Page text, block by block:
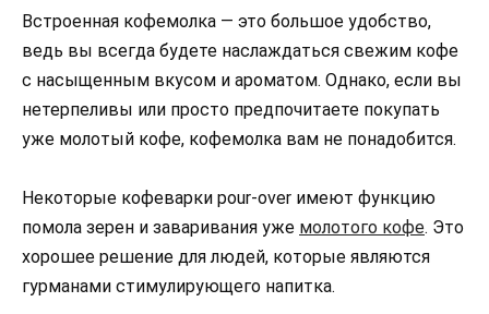
Встроенная кофемолка — это большое удобство,
ведь вы всегда будете наслаждаться свежим кофе
с насыщенным вкусом и ароматом. Однако, если вы
нетерпеливы или просто предпочитаете покупать
уже молотый кофе, кофемолка вам не понадобится.
Некоторые кофеварки pour-over имеют функцию
помола зерен и заваривания уже молотого кофе. Это
хорошее решение для людей, которые являются
гурманами стимулирующего напитка.